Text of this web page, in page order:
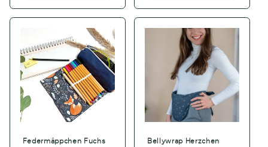
Federmäppchen Fuchs Bellywrap Herzchen